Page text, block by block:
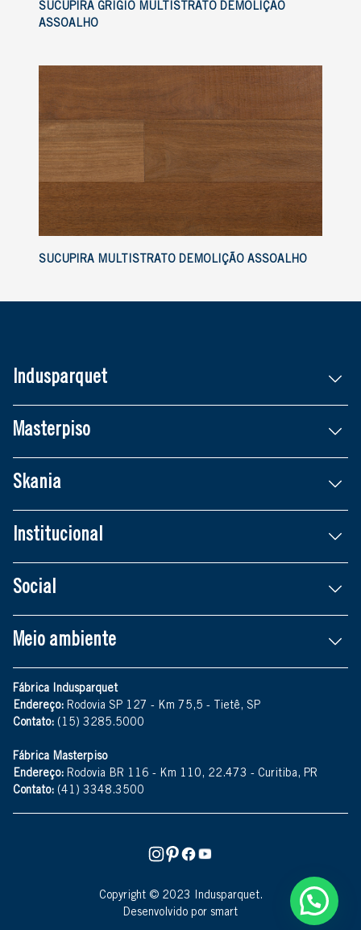
SUCUPIRA GRIGIO MULTISTRATO DEMOLIÇÃO
ASSOALHO
SUCUPIRA MULTISTRATO DEMOLIÇÃO ASSOALHO
Indusparquet
Masterpiso
Skania
Institucional
Social
Meio ambiente
Fábrica Indusparquet
Endereço: Rodovia SP 127 - Km 75,5 - Tietê, SP
Contato: (15) 3285.5000
Fábrica Masterpiso
Endereço: Rodovia BR 116 - Km 110, 22.473 - Curitiba, PR
Contato: (41) 3348.3500
Copyright © 2023 Indusparquet.
Desenvolvido por smart